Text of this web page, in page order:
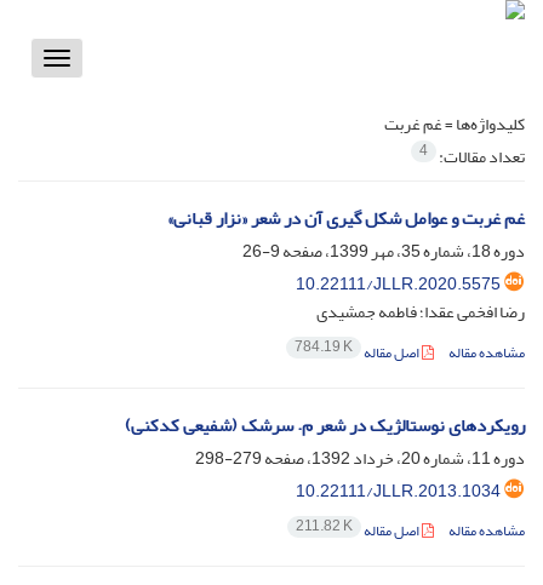
Toggle
کلیدواژه‌ها =غم غربت
تعداد مقالات: 4
غم غربت و عوامل شکل گیری آن در شعر «نزار قبانی»
دوره 18، شماره 35، مهر 1399، صفحه
9-26
10.22111/JLLR.2020.5575
رضا افخمی عقدا؛ فاطمه جمشیدی
مشاهده مقاله اصل مقاله 784.19 K
رویکردهای نوستالژیک در شعر م. سرشک (شفیعی کدکنی)
دوره 11، شماره 20، خرداد 1392، صفحه
279-298
10.22111/JLLR.2013.1034
مشاهده مقاله اصل مقاله 211.82 K